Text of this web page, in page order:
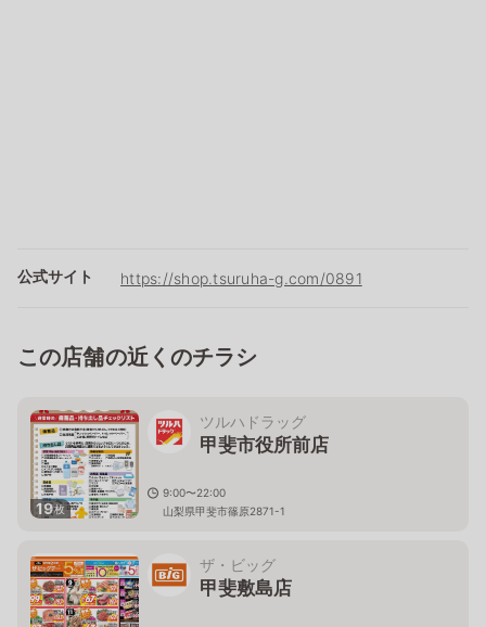
公式サイト https://shop.tsuruha-g.com/0891
この店舗の近くのチラシ
19枚
ツルハドラッグ
甲斐市役所前店
9:00〜22:00
山梨県甲斐市篠原2871-1
ザ・ビッグ
甲斐敷島店